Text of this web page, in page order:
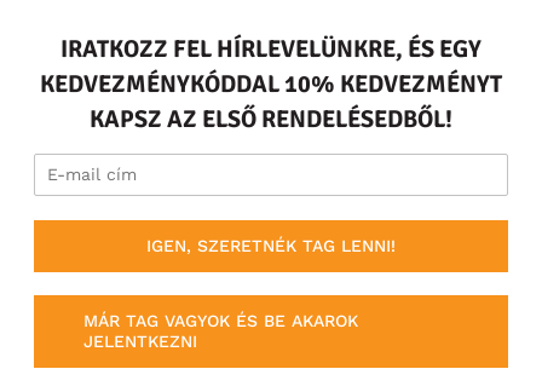
IRATKOZZ FEL HÍRLEVELÜNKRE, ÉS EGY
KEDVEZMÉNYKÓDDAL 10% KEDVEZMÉNYT
KAPSZ AZ ELSŐ RENDELÉSEDBŐL!
IGEN, SZERETNÉK TAG LENNI!
MÁR TAG VAGYOK ÉS BE AKAROK
JELENTKEZNI